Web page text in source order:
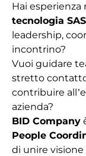
Hai
tecnologia SAS
leadership,
incontrino?
Vuoi guidare
stretto
contribuire
azienda?
BID Company
People
di unire